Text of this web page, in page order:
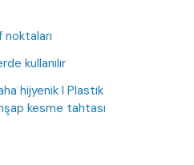
noktaları
kullanılır
hijyenik I Plastik
kesme tahtası